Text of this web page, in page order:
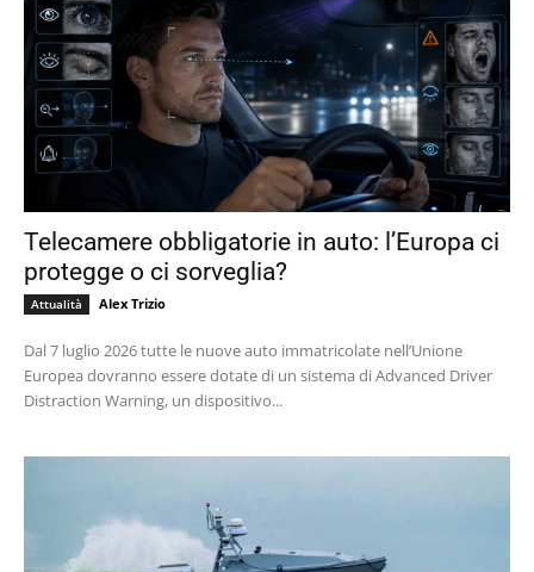
Telecamere obbligatorie in auto: l’Europa ci
protegge o ci sorveglia?
Attualità Alex Trizio
Dal 7 luglio 2026 tutte le nuove auto immatricolate nell’Unione
Europea dovranno essere dotate di un sistema di Advanced Driver
Distraction Warning, un dispositivo...